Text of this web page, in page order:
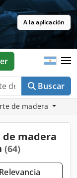
A la aplicación
Buscar
de madera
madera
(64)
Relevancia